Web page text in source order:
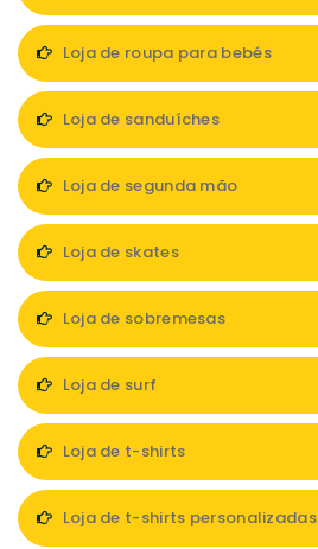
Loja de roupa para bebés
Loja de sanduíches
Loja de segunda mão
Loja de skates
Loja de sobremesas
Loja de surf
Loja de t-shirts
Loja de t-shirts personalizadas